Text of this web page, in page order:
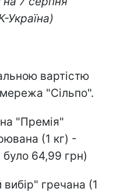
Україна)
вартістю
мережа "Сільпо".
"Премія"
(1 кг) -
було 64,99 грн)
гречана (1